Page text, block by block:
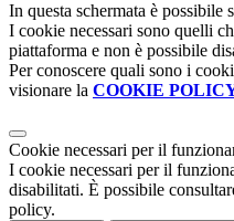
In questa schermata è possibile
I cookie necessari sono quelli
piattaforma e non è possibile
Per conoscere quali sono i
visionare la COOKIE
Cookie necessari per il
I cookie necessari per il
disabilitati. È possibile
policy.